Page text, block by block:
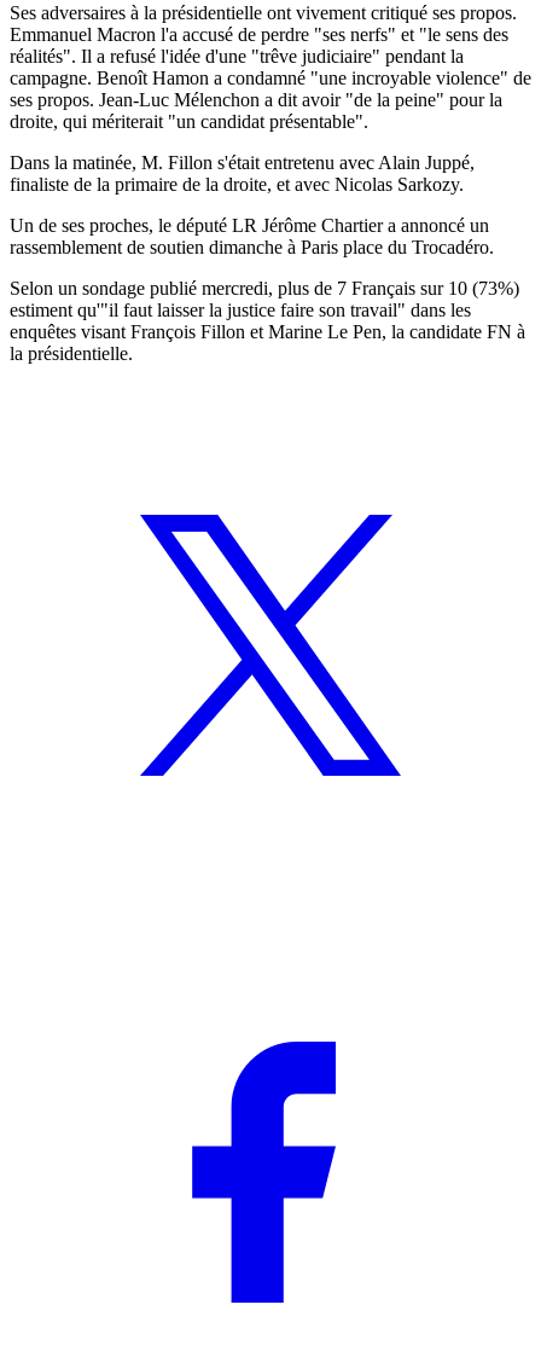
Ses adversaires à la présidentielle ont vivement critiqué ses propos.
Emmanuel Macron l'a accusé de perdre "ses nerfs" et "le sens des
réalités". Il a refusé l'idée d'une "trêve judiciaire" pendant la
campagne. Benoît Hamon a condamné "une incroyable violence" de
ses propos. Jean-Luc Mélenchon a dit avoir "de la peine" pour la
droite, qui mériterait "un candidat présentable".
Dans la matinée, M. Fillon s'était entretenu avec Alain Juppé,
finaliste de la primaire de la droite, et avec Nicolas Sarkozy.
Un de ses proches, le député LR Jérôme Chartier a annoncé un
rassemblement de soutien dimanche à Paris place du Trocadéro.
Selon un sondage publié mercredi, plus de 7 Français sur 10 (73%)
estiment qu'"il faut laisser la justice faire son travail" dans les
enquêtes visant François Fillon et Marine Le Pen, la candidate FN à
la présidentielle.